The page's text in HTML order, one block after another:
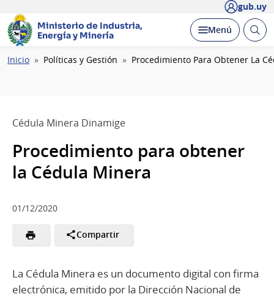
gub.uy
Ministerio de Industria,
Energía y Minería
Desplegar
Menú Abrir
Ruta
Inicio Políticas y Gestión Procedimiento Para Obtener La
Cédula Minera Dinamige
Procedimiento para obtener
la Cédula Minera
01/12/2020
Compartir
La Cédula Minera es un documento digital con firma
electrónica, emitido por la Dirección Nacional de